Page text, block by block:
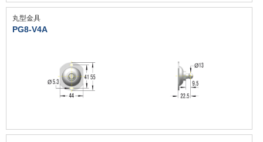
丸型金具
PG8-V4A